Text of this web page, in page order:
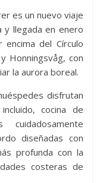
es un nuevo viaje
y llegada en enero
del Círculo
Honningsvåg, con
la aurora boreal.
disfrutan
cocina de
cuidadosamente
diseñadas con
profunda con la
costeras de